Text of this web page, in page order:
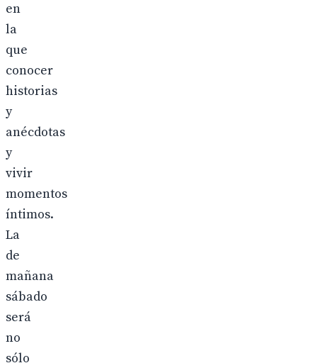
en
la
que
conocer
historias
y
anécdotas
y
vivir
momentos
íntimos.
La
de
mañana
sábado
será
no
sólo